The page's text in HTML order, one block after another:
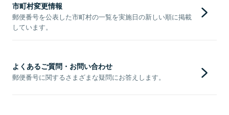
市町村変更情報
郵便番号を公表した市町村の一覧を実施日の新しい順に掲載
しています。
よくあるご質問・お問い合わせ
郵便番号に関するさまざまな疑問にお答えします。